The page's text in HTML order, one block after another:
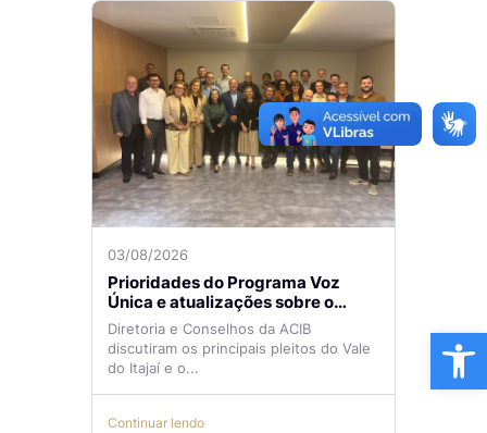
03/08/2026
Prioridades do Programa Voz
Única e atualizações sobre o
Aeroporto de Navegantes são
temas de reunião na ACIB
Diretoria e Conselhos da ACIB
discutiram os principais pleitos do Vale
do Itajaí e o...
Continuar lendo